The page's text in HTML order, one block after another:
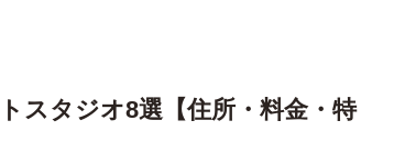
スタジオ8選【住所・料金・特